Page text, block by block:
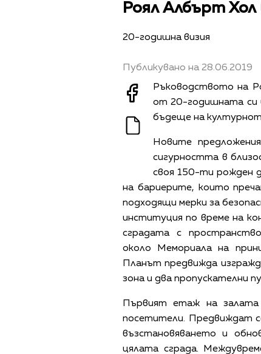
Роял Албърт
20-годишна визия
Публикувано на 28.06.2019
Ръководството на
от 20-годишната си
бъдеще на
Новите
сигурността в
своя 150-ти рожден
на бариерите, които
подходящи мерки за
институция по време на
сградата с
около Мемориала на
Планът предвижда
зона и два пропускателни
Първият етаж на
посетители. Предвиждат
възстановяването и
цялата сграда.